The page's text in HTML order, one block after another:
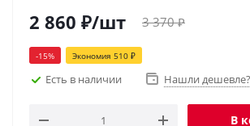
2 860 ₽/шт 3 370₽
-15% Экономия 510 ₽
Есть в наличии Нашли дешевле?
В